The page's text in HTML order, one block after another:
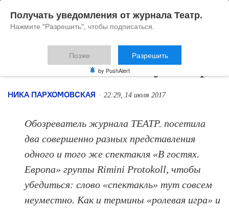
Table talk в гостях у театра
НИКА ПАРХОМОВСКАЯ 22:29, 14 июля 2017
Обозреватель журнала ТЕАТР. посетила
два совершенно разных представления
одного и того же спектакля «В гостях.
Европа» группы Rimini Protokoll, чтобы
убедиться: слово «спектакль» тут совсем
неуместно. Как и термины «ролевая игра» и
Получать уведомления от журнала Театр.
Нажмите "Разрешить", чтобы подписаться.
Позже Разрешить
by PushAlert